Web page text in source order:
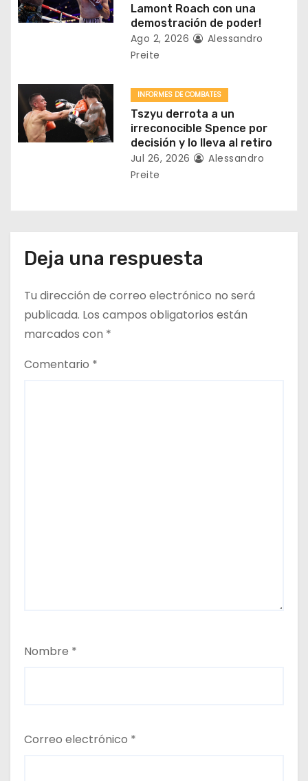
r
d
a
s
Lamont Roach con una
demostración de poder!
Ago 2, 2026
Alessandro
Preite
INFORMES DE COMBATES
Tszyu derrota a un
irreconocible Spence por
decisión y lo lleva al retiro
Jul 26, 2026
Alessandro
Preite
Deja una respuesta
Tu dirección de correo electrónico no será
publicada. Los campos obligatorios están
marcados con *
Comentario *
Nombre *
Correo electrónico *